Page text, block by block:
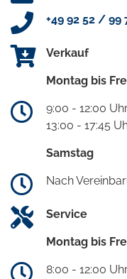
+49 92 52 / 99
Verkauf
Montag bis
9:00 - 12:00
13:00 - 17:45
Samstag
Nach
Service
Montag bis
8:00 - 12:00